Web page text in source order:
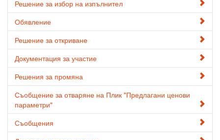
Решение за избор на изпълнител
Обявление
Решение за откриване
Документация за участие
Решения за промяна
Съобщение за отваряне на Плик "Предлагани ценови
параметри"
Съобщения